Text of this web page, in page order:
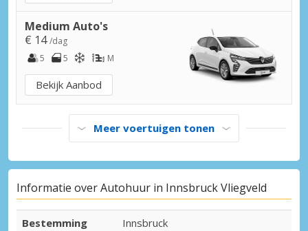
Medium Auto's
€ 14/dag
5
5 M
Bekijk Aanbod
Meer voertuigen tonen
Informatie over Autohuur in Innsbruck Vliegveld
Bestemming
Innsbruck